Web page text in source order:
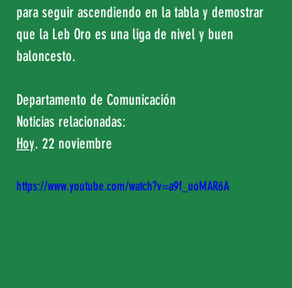
para seguir ascendiendo en la tabla y demostrar
que la Leb Oro es una liga de nivel y buen
baloncesto.
Departamento de Comunicación
Noticias relacionadas:
Hoy. 22 noviembre
https://www.youtube.com/watch?v=a9f_uoMAR6A